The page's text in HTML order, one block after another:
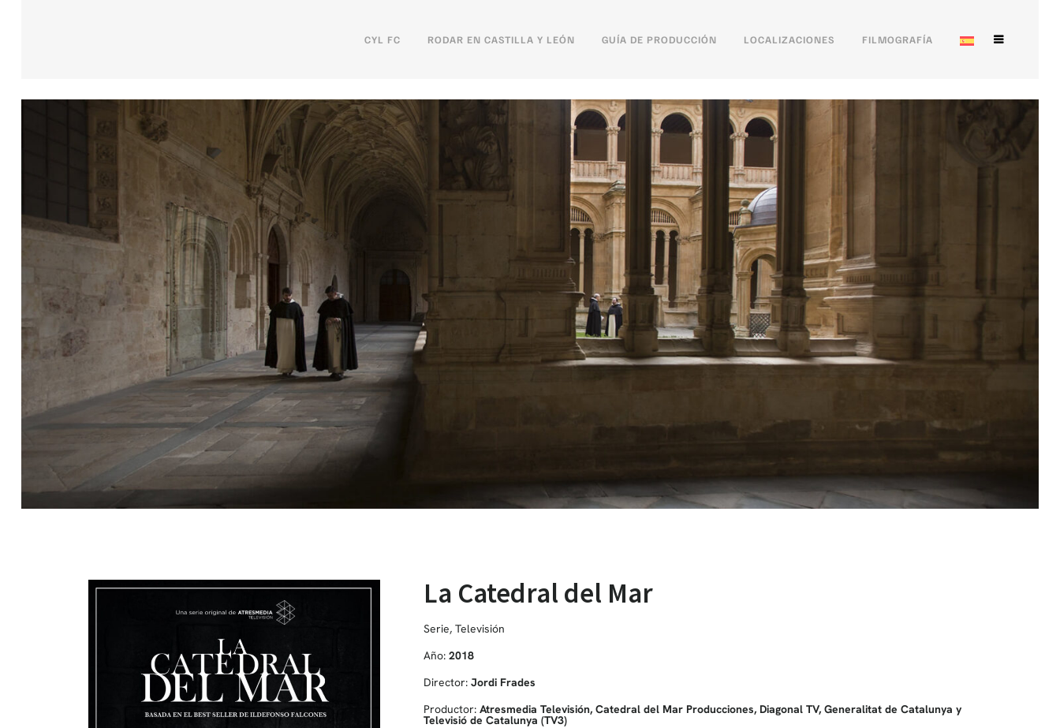
CYL FC RODAR EN CASTILLA Y LEÓN GUÍA DE PRODUCCIÓN LOCALIZACIONES FILMOGRAFÍA
La Catedral del Mar
Serie, Televisión
Año: 2018
Director: Jordi Frades
Productor: Atresmedia Televisión, Catedral del Mar Producciones, Diagonal TV, Generalitat de Catalunya y
Televisió de Catalunya (TV3)